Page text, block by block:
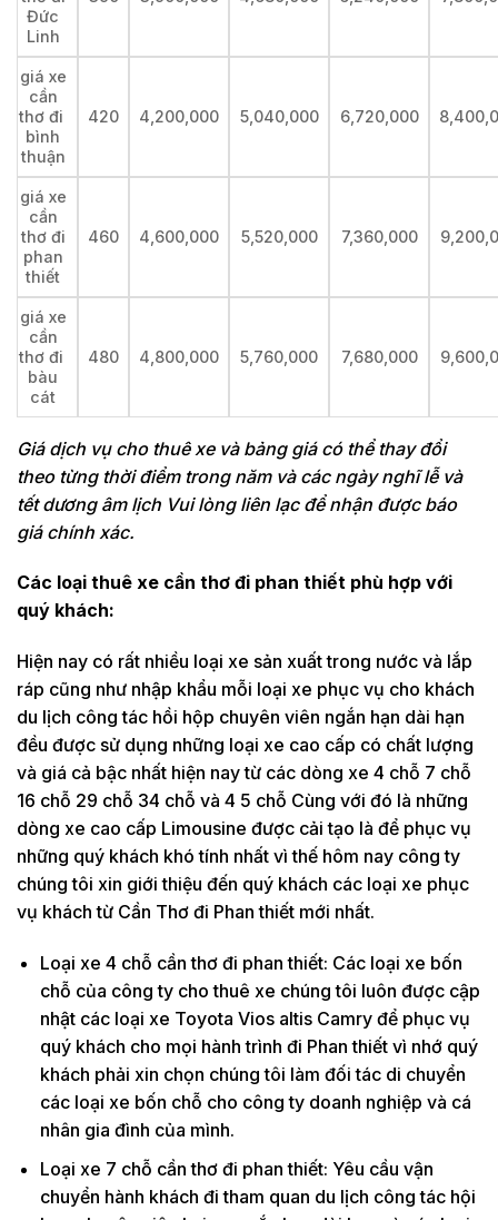
Đức
Linh
giá xe
cần
thơ đi
bình
thuận
420 4,200,000 5,040,000 6,720,000
giá xe
cần
thơ đi
phan
thiết
460 4,600,000 5,520,000 7,360,000
giá xe
cần
thơ đi
bàu
cát
480 4,800,000 5,760,000 7,680,000
Giá dịch vụ cho thuê xe và bảng giá có thể thay đổi
theo từng thời điểm trong năm và các ngày nghĩ lễ và
tết dương âm lịch Vui lòng liên lạc để nhận được báo
giá chính xác.
Các loại thuê xe cần thơ đi phan thiết phù hợp với
quý khách:
Hiện nay có rất nhiều loại xe sản xuất trong nước và lắp
ráp cũng như nhập khẩu mỗi loại xe phục vụ cho khách
du lịch công tác hồi hộp chuyên viên ngắn hạn dài hạn
đều được sử dụng những loại xe cao cấp có chất lượng
và giá cả bậc nhất hiện nay từ các dòng xe 4 chỗ 7 chỗ
16 chỗ 29 chỗ 34 chỗ và 4 5 chỗ Cùng với đó là những
dòng xe cao cấp Limousine được cải tạo là để phục vụ
những quý khách khó tính nhất vì thế hôm nay công ty
chúng tôi xin giới thiệu đến quý khách các loại xe phục
vụ khách từ Cần Thơ đi Phan thiết mới nhất.
Loại xe 4 chỗ cần thơ đi phan thiết: Các loại xe bốn
chỗ của công ty cho thuê xe chúng tôi luôn được cập
nhật các loại xe Toyota Vios altis Camry để phục vụ
quý khách cho mọi hành trình đi Phan thiết vì nhớ quý
khách phải xin chọn chúng tôi làm đối tác di chuyển
các loại xe bốn chỗ cho công ty doanh nghiệp và cá
nhân gia đình của mình.
Loại xe 7 chỗ cần thơ đi phan thiết: Yêu cầu vận
chuyển hành khách đi tham quan du lịch công tác hội